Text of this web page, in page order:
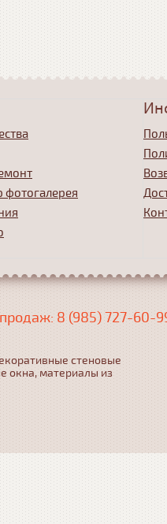
фотогалерея
8 (985) 727-60-
стеновые
окна, материалы из